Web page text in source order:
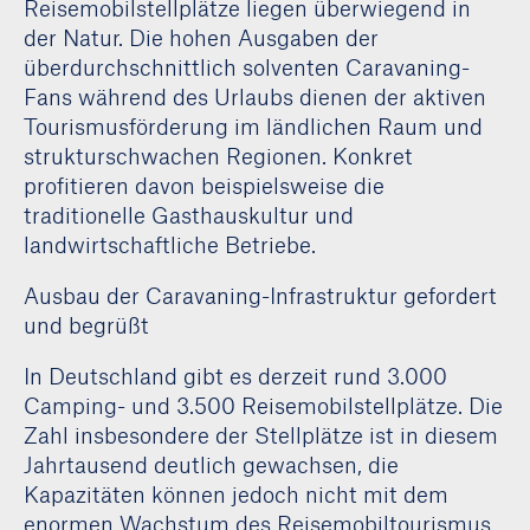
Reisemobilstellplätze liegen überwiegend in
der Natur. Die hohen Ausgaben der
überdurchschnittlich solventen Caravaning-
Fans während des Urlaubs dienen der aktiven
Tourismusförderung im ländlichen Raum und
strukturschwachen Regionen. Konkret
profitieren davon beispielsweise die
traditionelle Gasthauskultur und
landwirtschaftliche Betriebe.
Ausbau der Caravaning-Infrastruktur gefordert
und begrüßt
In Deutschland gibt es derzeit rund 3.000
Camping- und 3.500 Reisemobilstellplätze. Die
Zahl insbesondere der Stellplätze ist in diesem
Jahrtausend deutlich gewachsen, die
Kapazitäten können jedoch nicht mit dem
enormen Wachstum des Reisemobiltourismus